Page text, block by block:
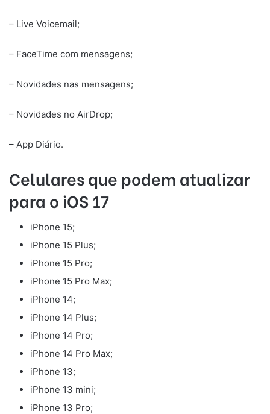
– Live Voicemail;
– FaceTime com mensagens;
– Novidades nas mensagens;
– Novidades no AirDrop;
– App Diário.
Celulares que podem atualizar
para o iOS 17
iPhone 15;
iPhone 15 Plus;
iPhone 15 Pro;
iPhone 15 Pro Max;
iPhone 14;
iPhone 14 Plus;
iPhone 14 Pro;
iPhone 14 Pro Max;
iPhone 13;
iPhone 13 mini;
iPhone 13 Pro;